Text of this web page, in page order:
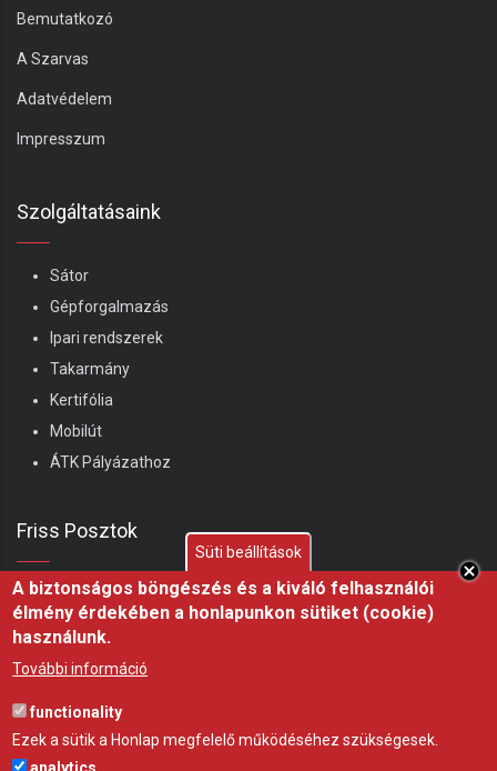
Bemutatkozó
A Szarvas
Adatvédelem
Impresszum
Szolgáltatásaink
Sátor
Gépforgalmazás
Ipari rendszerek
Takarmány
Kertifólia
Mobilút
ÁTK Pályázathoz
Friss Posztok
Shelterall juhhodály – Ha ma kezdenék juhászatba,
ezt építeném meg
Süti beállítások
A biztonságos böngészés és a kiváló felhasználói
élmény érdekében a honlapunkon sütiket (cookie)
használunk.
További információ
functionality
Ezek a sütik a Honlap megfelelő működéséhez szükségesek.